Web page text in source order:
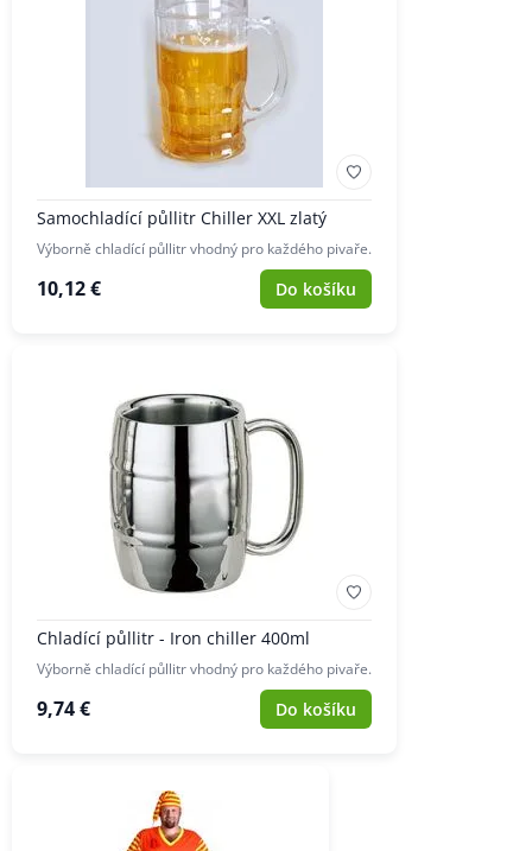
Samochladící půllitr Chiller XXL zlatý
Výborně chladící půllitr vhodný pro každého pivaře.
10,12 € Do košíku
Chladící půllitr - Iron chiller 400ml
Výborně chladící půllitr vhodný pro každého pivaře.
9,74 € Do košíku